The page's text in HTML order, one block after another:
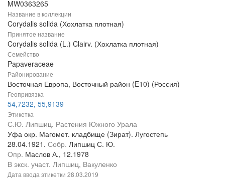
MW0363265
Название в коллекции
Corydalis solida (Хохлатка плотная)
Принятое название
Corydalis solida (L.) Clairv. (Хохлатка плотная)
Семейство
Papaveraceae
Районирование
Восточная Европа, Восточный район (E10) (Россия)
Геопривязка
54,7232, 55,9139
Этикетка
С.Ю. Липшиц. Растения Южного Урала
Уфа окр. Магомет. кладбище (Зират). Лугостепь
28.04.1921. Собр. Липшиц С. Ю.
Опр. Маслов А., 12.1978
В экск. участ. Липшиц, Вакуленко
Дата ввода этикетки 28.03.2019